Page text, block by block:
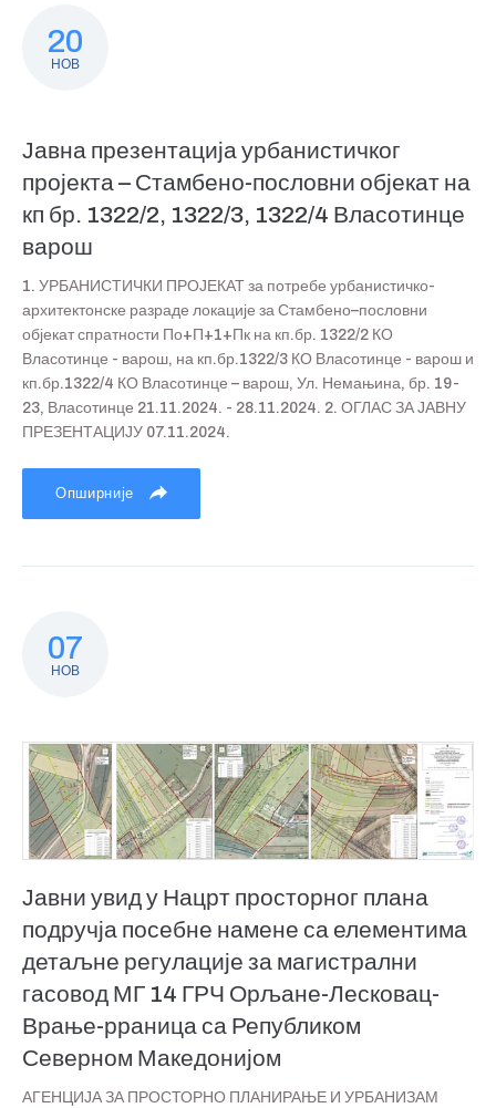
20
НОВ
Јавна презентација урбанистичког
пројекта – Стамбено-пословни објекат на
кп бр. 1322/2, 1322/3, 1322/4 Власотинце
варош
1. УРБАНИСТИЧКИ ПРОЈЕКАТ за потребе урбанистичко-
архитектонске разраде локације за Стамбено–пословни
објекат спратности По+П+1+Пк на кп.бр. 1322/2 КО
Власотинце - варош, на кп.бр.1322/3 КО Власотинце - варош и
кп.бр.1322/4 КО Власотинце – варош, Ул. Немањина, бр. 19-
23, Власотинце 21.11.2024. - 28.11.2024. 2. ОГЛАС ЗА ЈАВНУ
ПРЕЗЕНТАЦИЈУ 07.11.2024.
Опширније
07
НОВ
Јавни увид у Нацрт просторног плана
подручја посебне намене са елементима
детаљне регулације за магистрални
гасовод МГ 14 ГРЧ Орљане-Лесковац-
Врање-рраница са Републиком
Северном Македонијом
АГЕНЦИЈА ЗА ПРОСТОРНО ПЛАНИРАЊЕ И УРБАНИЗАМ